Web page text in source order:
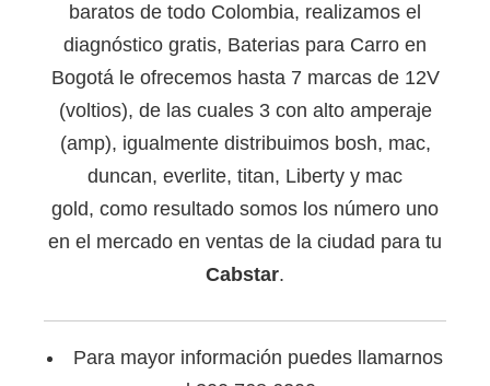
baratos de todo Colombia, realizamos el
diagnóstico gratis, Baterias para Carro en
Bogotá le ofrecemos hasta 7 marcas de 12V
(voltios), de las cuales 3 con alto amperaje
(amp), igualmente distribuimos bosh, mac,
duncan, everlite, titan, Liberty y mac
gold, como resultado somos los número uno
en el mercado en ventas de la ciudad para tu
Cabstar.
Para mayor información puedes llamarnos